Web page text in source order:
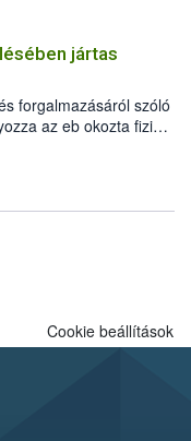
jártas
forgalmazásáról szóló
az eb okozta fizikai
felmerülő
eb tartását és annak
jártas szakértőt.
Cookie beállítások